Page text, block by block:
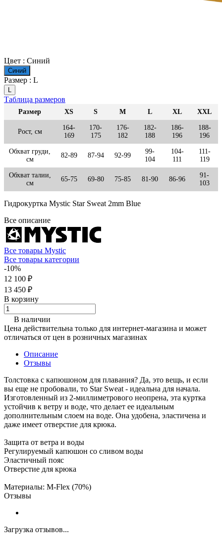
Цвет : Синий
Синий
Размер : L
Таблица размеров
Размер XS S M L XL XXL
Рост, см
164-
169
170-
175
176-
182
182-
188
186-
196
188-
196
Обхват груди,
см
82-89 87-94 92-99
99-
104
104-
111
111-
119
Обхват талии,
см
65-75 69-80 75-85 81-90 86-96
91-
103
Гидрокуртка Mystic Star Sweat 2mm Blue
Все описание
Все товары Mystic
Все товары категории
-10%
12 100 ₽
13 450 ₽
В корзину
В наличии
Цена действительна только для интернет-магазина и может
отличаться от цен в розничных магазинах
Описание
Отзывы
Толстовка с капюшоном для плавания? Да, это вещь, и если
вы еще не пробовали, то Star Sweat - идеальна для начала.
Изготовленный из 2-миллиметрового неопрена, эта куртка
устойчив к ветру и воде, что делает ее идеальным
дополнительным слоем на воде. Она удобена, эластичена и
даже имеет отверстие для крюка.
Защита от ветра и воды
Регулируемый капюшон со сливом воды
Эластичный пояс
Отверстие для крюка
Материалы: M-Flex (70%)
Отзывы
Загрузка отзывов...